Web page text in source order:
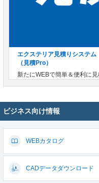
エクステリア見積りシステム
（見積Pro）
新たにWEBで簡単＆便利に
ビジネス向け情報
WEBカタログ
CADデータ ダウンロード